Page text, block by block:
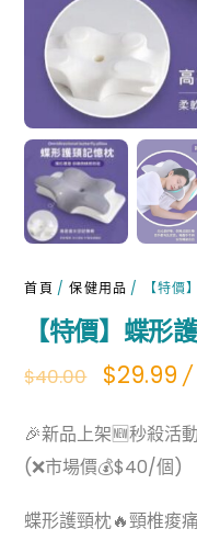
首頁 /保健用品 / 【特價
【特價】蝶形
$40.00
Original
was:
$40.00.
$29.99
is:
/
🎉新品上架🆕秒殺活
(❌市場價💰$40/個)
蝶形護頸枕🔥頸椎痠